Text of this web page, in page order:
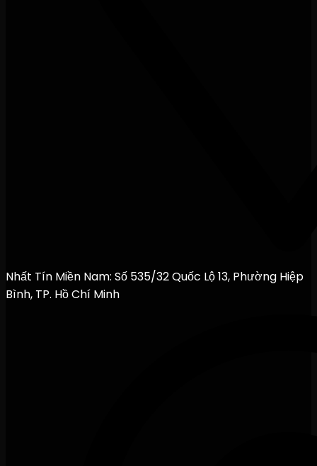
Nhất Tín Miền Nam: Số 535/32 Quốc Lộ 13, Phường Hiệp
Bình, TP. Hồ Chí Minh